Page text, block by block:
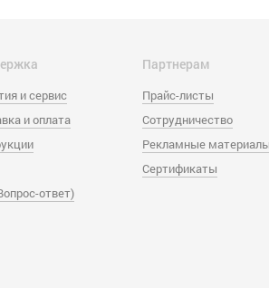
и сервис
и оплата
ответ)
Партнерам
Прайс-листы
Сотрудничество
Рекламные материалы
Сертификаты